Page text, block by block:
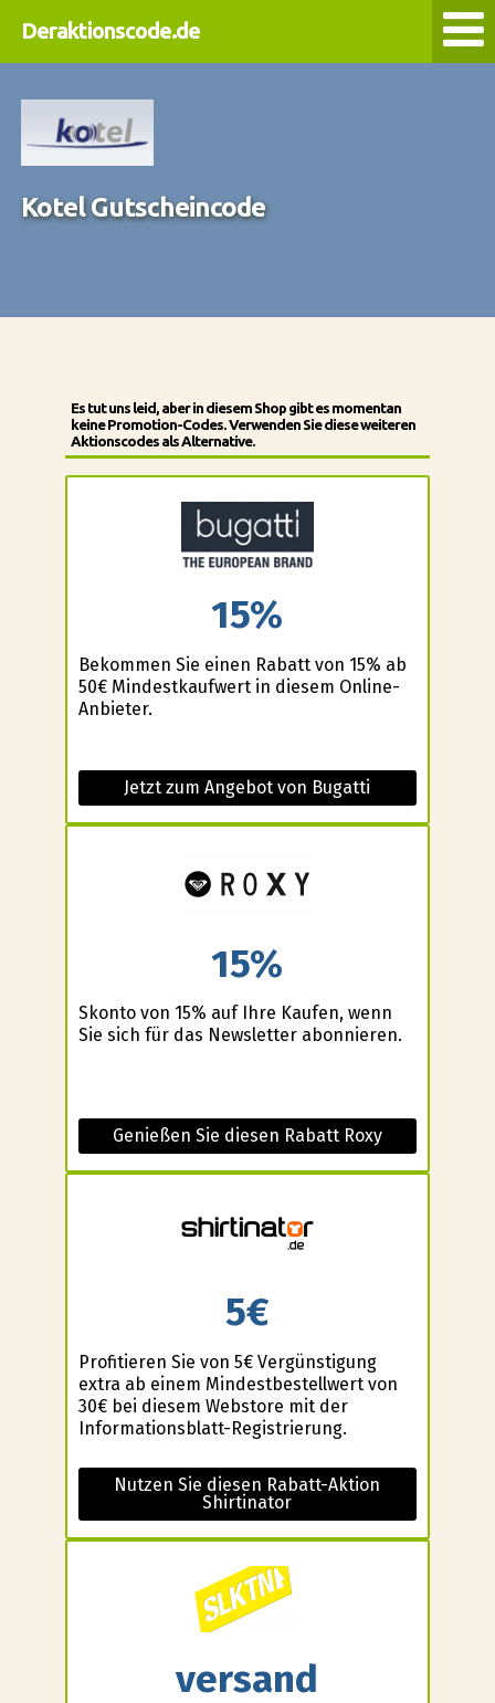
Deraktionscode.de
Kotel Gutscheincode
Es tut uns leid, aber in diesem Shop gibt es momentan
keine Promotion-Codes. Verwenden Sie diese weiteren
Aktionscodes als Alternative.
15%
Bekommen Sie einen Rabatt von 15% ab
50€ Mindestkaufwert in diesem Online-
Anbieter.
Jetzt zum Angebot von Bugatti
15%
Skonto von 15% auf Ihre Kaufen, wenn
Sie sich für das Newsletter abonnieren.
Genießen Sie diesen Rabatt Roxy
5€
Profitieren Sie von 5€ Vergünstigung
extra ab einem Mindestbestellwert von
30€ bei diesem Webstore mit der
Informationsblatt-Registrierung.
Nutzen Sie diesen Rabatt-Aktion
Shirtinator
versand